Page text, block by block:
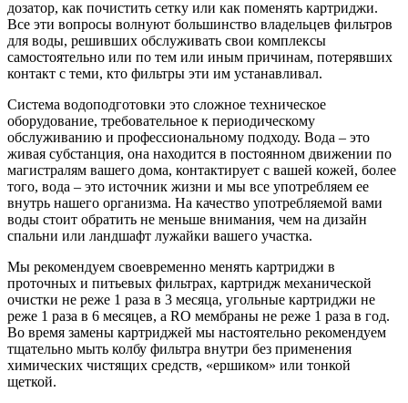
дозатор, как почистить сетку или как поменять картриджи.
Все эти вопросы волнуют большинство владельцев фильтров
для воды, решивших обслуживать свои комплексы
самостоятельно или по тем или иным причинам, потерявших
контакт с теми, кто фильтры эти им устанавливал.
Система водоподготовки это сложное техническое
оборудование, требовательное к периодическому
обслуживанию и профессиональному подходу. Вода – это
живая субстанция, она находится в постоянном движении по
магистралям вашего дома, контактирует с вашей кожей, более
того, вода – это источник жизни и мы все употребляем ее
внутрь нашего организма. На качество употребляемой вами
воды стоит обратить не меньше внимания, чем на дизайн
спальни или ландшафт лужайки вашего участка.
Мы рекомендуем своевременно менять картриджи в
проточных и питьевых фильтрах, картридж механической
очистки не реже 1 раза в 3 месяца, угольные картриджи не
реже 1 раза в 6 месяцев, а RO мембраны не реже 1 раза в год.
Во время замены картриджей мы настоятельно рекомендуем
тщательно мыть колбу фильтра внутри без применения
химических чистящих средств, «ершиком» или тонкой
щеткой.